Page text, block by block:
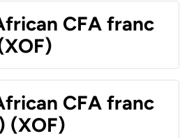
CFA franc
CFA franc
(XOF)